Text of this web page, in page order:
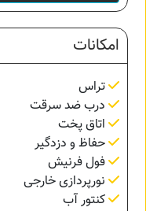
امکانات
تراس
درب ضد سرقت
اتاق پخت
حفاظ و دزدگیر
فول فرنیش
نورپردازی خارجی
کنتور آب